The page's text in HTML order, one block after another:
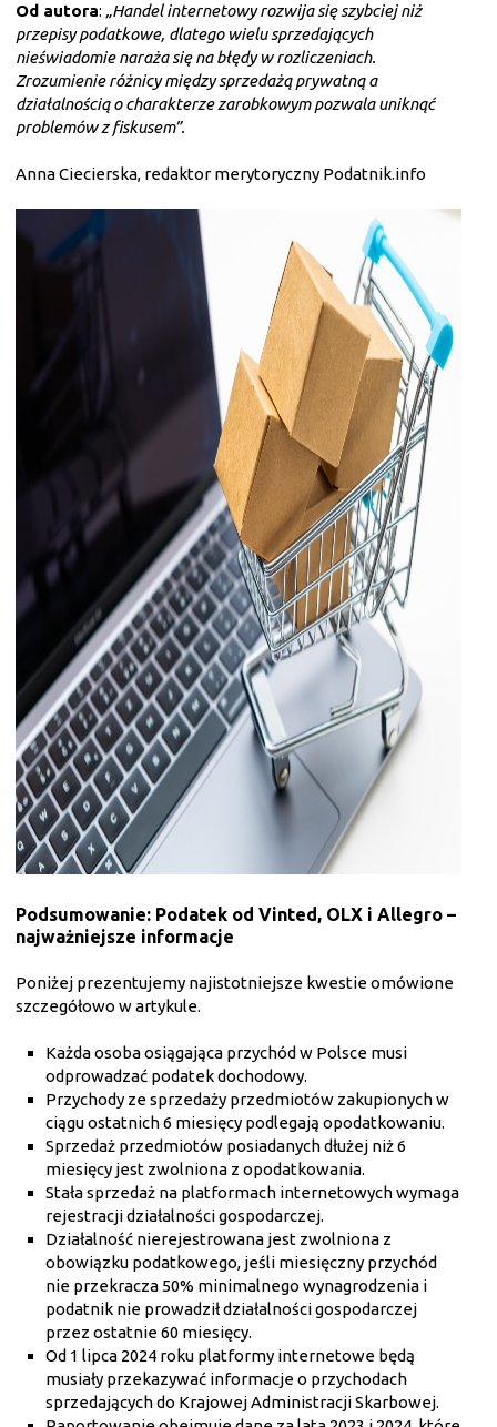
Od autora: „Handel internetowy rozwija się szybciej niż
przepisy podatkowe, dlatego wielu sprzedających
nieświadomie naraża się na błędy w rozliczeniach.
Zrozumienie różnicy między sprzedażą prywatną a
działalnością o charakterze zarobkowym pozwala uniknąć
problemów z fiskusem”.
Anna Ciecierska, redaktor merytoryczny Podatnik.info
Podsumowanie: Podatek od Vinted, OLX i Allegro –
najważniejsze informacje
Poniżej prezentujemy najistotniejsze kwestie omówione
szczegółowo w artykule.
Każda osoba osiągająca przychód w Polsce musi
odprowadzać podatek dochodowy.
Przychody ze sprzedaży przedmiotów zakupionych w
ciągu ostatnich 6 miesięcy podlegają opodatkowaniu.
Sprzedaż przedmiotów posiadanych dłużej niż 6
miesięcy jest zwolniona z opodatkowania.
Stała sprzedaż na platformach internetowych wymaga
rejestracji działalności gospodarczej.
Działalność nierejestrowana jest zwolniona z
obowiązku podatkowego, jeśli miesięczny przychód
nie przekracza 50% minimalnego wynagrodzenia i
podatnik nie prowadził działalności gospodarczej
przez ostatnie 60 miesięcy.
Od 1 lipca 2024 roku platformy internetowe będą
musiały przekazywać informacje o przychodach
sprzedających do Krajowej Administracji Skarbowej.